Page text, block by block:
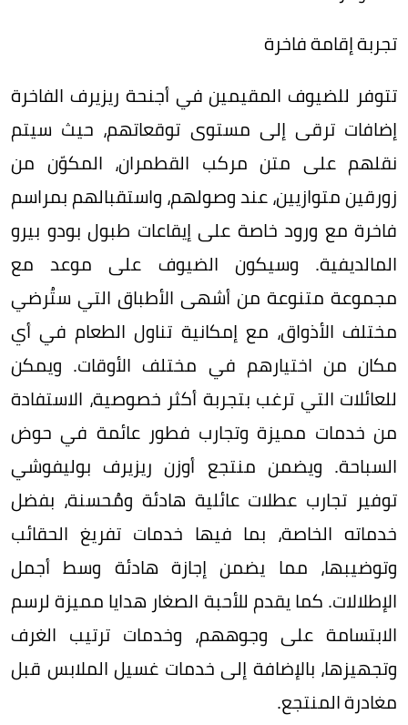
تجربة إقامة فاخرة
تتوفر للضيوف المقيمين في أجنحة ريزيرف الفاخرة
إضافات ترقى إلى مستوى توقعاتهم، حيث سيتم
نقلهم على متن مركب القطمران، المكوّن من
زورقين متوازيين، عند وصولهم، واستقبالهم بمراسم
فاخرة مع ورود خاصة على إيقاعات طبول بودو بيرو
المالديفية. وسيكون الضيوف على موعد مع
مجموعة متنوعة من أشهى الأطباق التي ستُرضي
مختلف الأذواق، مع إمكانية تناول الطعام في أي
مكان من اختيارهم في مختلف الأوقات. ويمكن
للعائلات التي ترغب بتجربة أكثر خصوصية، الاستفادة
من خدمات مميزة وتجارب فطور عائمة في حوض
السباحة. ويضمن منتجع أوزن ريزيرف بوليفوشي
توفير تجارب عطلات عائلية هادئة ومُحسنة، بفضل
خدماته الخاصة، بما فيها خدمات تفريغ الحقائب
وتوضيبها، مما يضمن إجازة هادئة وسط أجمل
الإطلالات. كما يقدم للأحبة الصغار هدايا مميزة لرسم
الابتسامة على وجوههم، وخدمات ترتيب الغرف
وتجهيزها، بالإضافة إلى خدمات غسيل الملابس قبل
مغادرة المنتجع.